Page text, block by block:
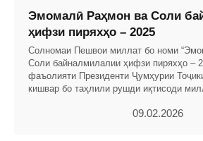
Эмомалӣ Раҳмон ва Соли
ҳифзи пиряхҳо – 2025
Солномаи Пешвои миллат бо номи
Соли байналмилалии ҳифзи пиряхҳо –
фаъолияти Президенти Ҷумҳурии
кишвар бо таҳлили рушди иқтисоди
09.02.2026